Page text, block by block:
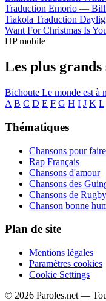
Traduction Emorio —
Tiakola Traduction
Want For Christmas Is
HP mobile
Les plus grands
Bichoute Le monde est à
A B C D E F G H I J K L
Thématiques
Chansons pour
Rap Français
Chansons d'amour
Chansons des
Chansons de
Chanson bonne
Plan de site
Mentions légales
Paramètres cookies
Cookie Settings
© 2026 Paroles.net —